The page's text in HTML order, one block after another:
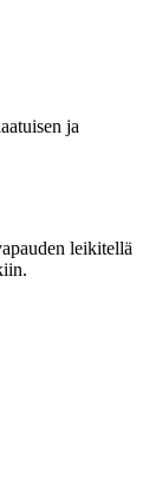
ja
leikitellä